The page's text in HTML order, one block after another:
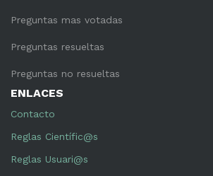
Preguntas mas votadas
Preguntas resueltas
Preguntas no resueltas
ENLACES
Contacto
Reglas Científic@s
Reglas Usuari@s